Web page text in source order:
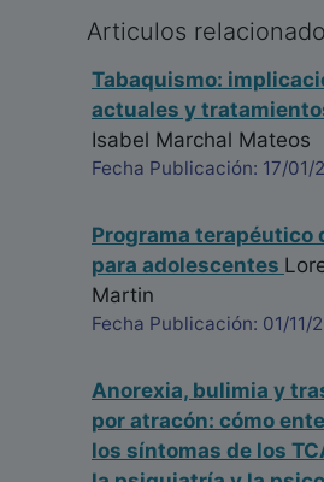
Articulos
Tabaquismo:
actuales y
Isabel Marchal Mateos
Fecha Publicación: 17/01/
Programa terapéutico
para adolescentes
Martin
Fecha Publicación: 01/11/
Anorexia, bulimia y
por atracón: cómo
los síntomas de los